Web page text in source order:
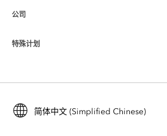
ArcGIS 博客
用户研究和测试
Esri 年轻专家关系网
什么是 GIS？
位置智能
培训
ArcUser
公司
关于 Esri
招贤纳士
特殊计划
ArcGIS for Student Use
简体中文 (Simplified Chinese)